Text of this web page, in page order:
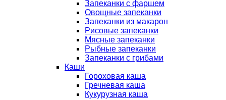
Запеканки с фаршем
Овощные запеканки
Запеканки из макарон
Рисовые запеканки
Мясные запеканки
Рыбные запеканки
Запеканки с грибами
Каши
Гороховая каша
Гречневая каша
Кукурузная каша